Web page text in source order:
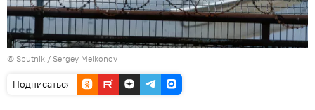
© Sputnik / Sergey Melkonov
Подписаться